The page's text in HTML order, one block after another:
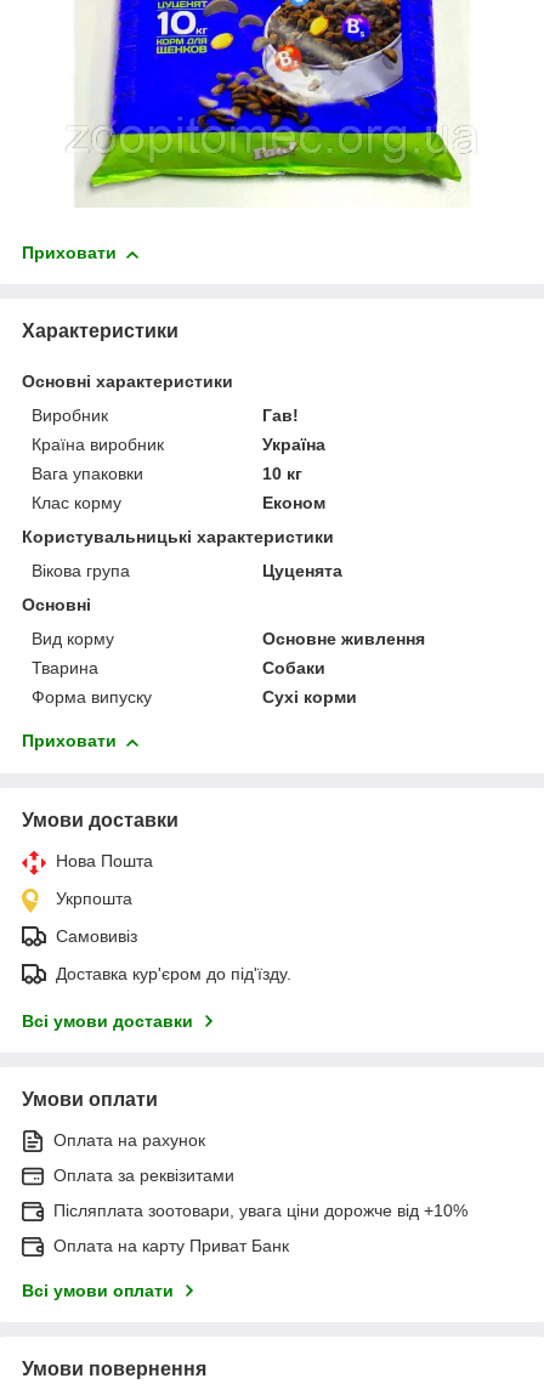
Приховати
Характеристики
Основні характеристики
Виробник
Гав!
Країна виробник
Україна
Вага упаковки
10 кг
Клас корму
Економ
Користувальницькі характеристики
Вікова група
Цуценята
Основні
Вид корму
Основне живлення
Тварина
Собаки
Форма випуску
Сухі корми
Приховати
Умови доставки
Нова Пошта
Укрпошта
Самовивіз
Доставка кур'єром до під'їзду.
Всі умови доставки
Умови оплати
Оплата на рахунок
Оплата за реквізитами
Післяплата зоотовари, увага ціни дорожче від +10%
Оплата на карту Приват Банк
Всі умови оплати
Умови повернення